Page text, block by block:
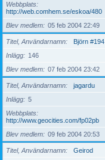
Webbplats
http://web.comhem.se/eskoa/480
Blev medlem
05 feb 2004 22:49
Titel, Användarnamn
Björn #194
Inlägg
146
Blev medlem
07 feb 2004 23:42
Titel, Användarnamn
jagardu
Inlägg
5
Webbplats
http://www.geocities.com/fp02pb
Blev medlem
09 feb 2004 20:53
Titel, Användarnamn
Geirod